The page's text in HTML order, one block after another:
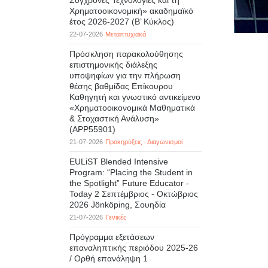
Χρηματοοικονομική» ακαδημαϊκό
έτος 2026-2027 (B’ Kύκλος)
22-07-2026 Μεταπτυχιακά
Πρόσκληση παρακολούθησης
επιστημονικής διάλεξης
υποψηφίων για την πλήρωση
θέσης βαθμίδας Επίκουρου
Καθηγητή και γνωστικό αντικείμενο
«Χρηματοοικονομικά Μαθηματικά
& Στοχαστική Ανάλυση»
(APP55901)
21-07-2026 Προκηρύξεις - Διαγωνισμοί
EULiST Blended Intensive
Program: “Placing the Student in
the Spotlight” Future Educator -
Today 2 Σεπτέμβριος - Οκτώβριος
2026 Jönköping, Σουηδία
21-07-2026 Γενικές
Πρόγραμμα εξετάσεων
επαναληπτικής περιόδου 2025-26
/ Ορθή επανάληψη 1